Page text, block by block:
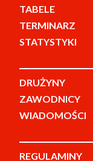
TABELE
TERMINARZ
STATYSTYKI
DRUŻYNY
ZAWODNICY
WIADOMOŚCI
REGULAMINY